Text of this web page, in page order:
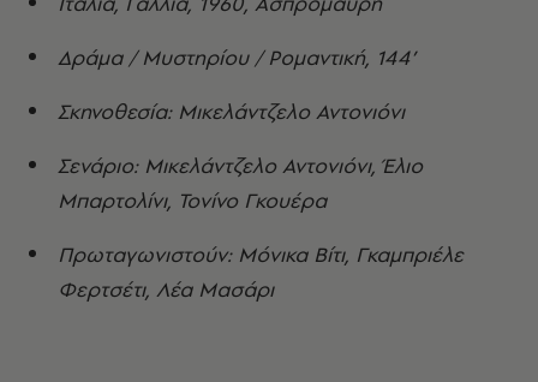
Δράμα / Μυστηρίου / Ρομαντική, 144’
Σκηνοθεσία: Μικελάντζελο Αντονιόνι
Σενάριο: Μικελάντζελο Αντονιόνι, Έλιο
Μπαρτολίνι, Τονίνο Γκουέρα
Πρωταγωνιστούν: Μόνικα Βίτι, Γκαμπριέλε
Φερτσέτι, Λέα Μασάρι